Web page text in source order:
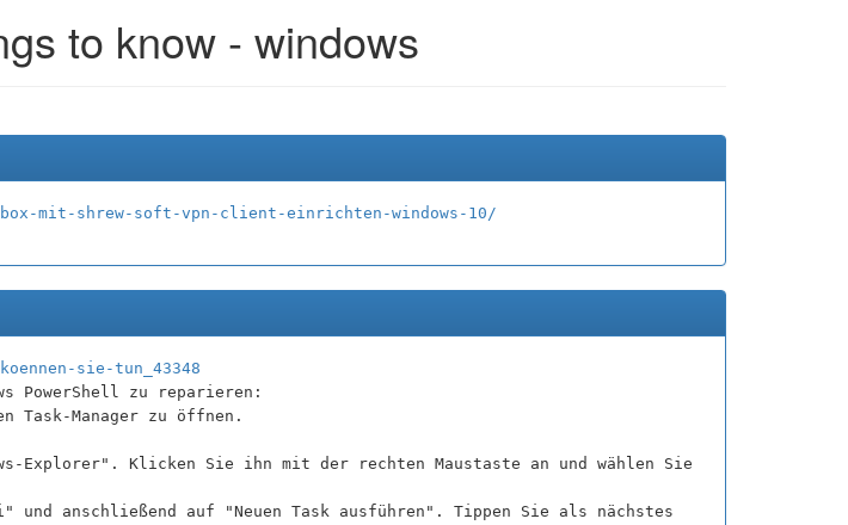
to know - windows
mit-shrew-soft-vpn-client-einrichten-windows-10/
sie-tun_43348
PowerShell zu reparieren:
Manager zu öffnen.
Explorer". Klicken Sie ihn mit der rechten Maustaste an und wählen Sie
anschließend auf "Neuen Task ausführen". Tippen Sie als nächstes